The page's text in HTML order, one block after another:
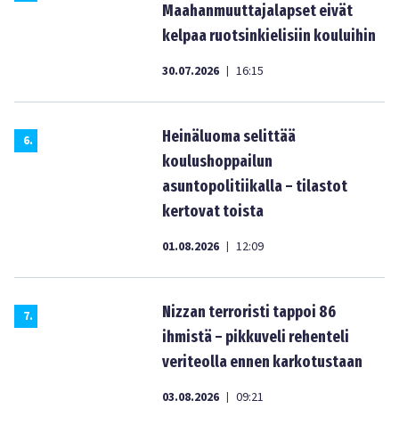
Maahanmuuttajalapset eivät
kelpaa ruotsinkielisiin kouluihin
30.07.2026 | 16:15
6.
Heinäluoma selittää
koulushoppailun
asuntopolitiikalla – tilastot
kertovat toista
01.08.2026 | 12:09
7.
Nizzan terroristi tappoi 86
ihmistä – pikkuveli rehenteli
veriteolla ennen karkotustaan
03.08.2026 | 09:21